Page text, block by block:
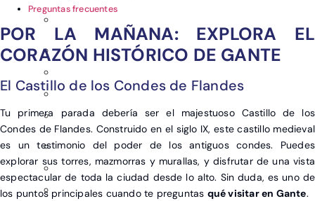
Preguntas frecuentes
POR LA MAÑANA: EXPLORA EL
CORAZÓN HISTÓRICO DE GANTE
El Castillo de los Condes de Flandes
Tu primera parada debería ser el majestuoso Castillo de los
Condes de Flandes. Construido en el siglo IX, este castillo medieval
es un testimonio del poder de los antiguos condes. Puedes
explorar sus torres, mazmorras y murallas, y disfrutar de una vista
espectacular de toda la ciudad desde lo alto. Sin duda, es uno de
los puntos principales cuando te preguntas qué visitar en Gante.